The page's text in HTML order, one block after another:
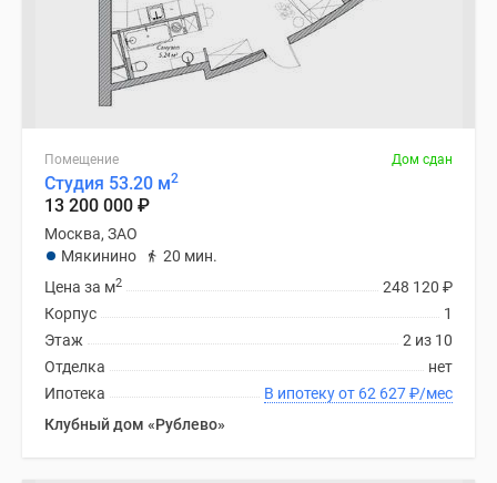
Помещение Дом сдан
Студия 53.20 м2
13 200 000 ₽
Москва, ЗАО
Мякинино
20 мин.
248 120 ₽
Цена за м2
1
Корпус
2 из 10
Этаж
нет
Отделка
В ипотеку от 62 627₽/мес
Ипотека
Клубный дом «Рублево»